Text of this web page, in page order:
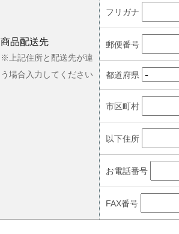
商品配送先
※上記住所と配送先が違
う場合入力してください
フリガナ
郵便番号
都道府県
市区町村
以下住所
お電話番号
FAX番号